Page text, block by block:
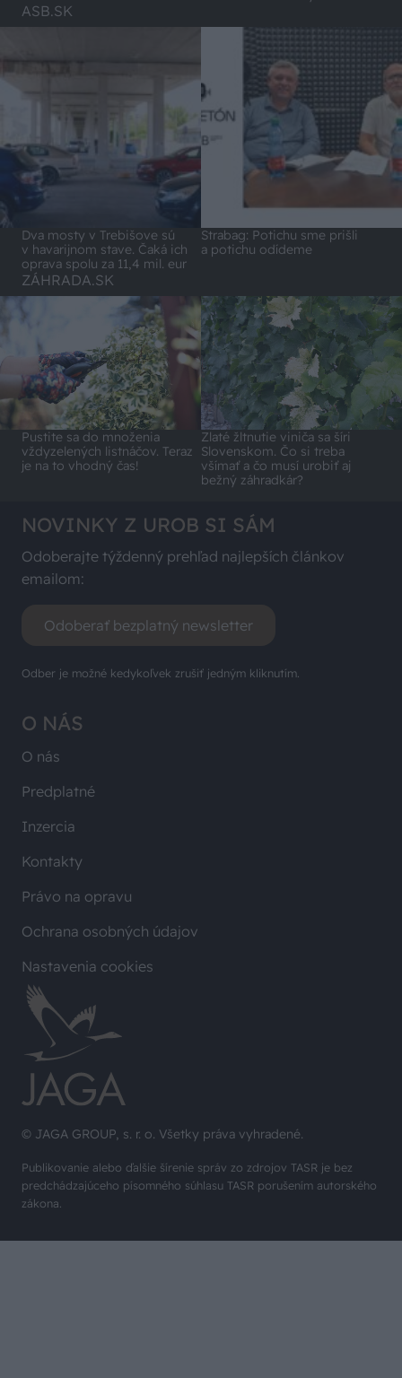
ASB.SK
Dva mosty v Trebišove sú
v havarijnom stave. Čaká ich
oprava spolu za 11,4 mil. eur
Strabag: Potichu sme prišli
a potichu odídeme
ZÁHRADA.SK
Pustite sa do množenia
vždyzelených listnáčov. Teraz
je na to vhodný čas!
Zlaté žltnutie viniča sa šíri
Slovenskom. Čo si treba
všímať a čo musí urobiť aj
bežný záhradkár?
© JAGA GROUP, s. r. o. Všetky práva vyhradené.
Publikovanie alebo ďalšie šírenie správ zo zdrojov TASR je bez
predchádzajúceho písomného súhlasu TASR porušením autorského
zákona.
O NÁS
O nás
Predplatné
Inzercia
Kontakty
Právo na opravu
Ochrana osobných údajov
Nastavenia cookies
NOVINKY Z UROB SI SÁM
Odoberajte týždenný prehľad najlepších článkov
emailom:
Odoberať bezplatný newsletter
Odber je možné kedykoľvek zrušiť jedným kliknutím.